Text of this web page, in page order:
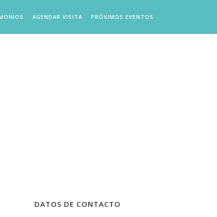
AGENDAR VISITA PRÓXIMOS EVENTOS
DATOS DE CONTACTO